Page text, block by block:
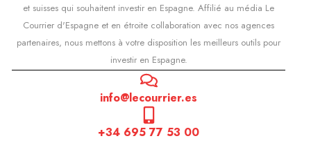
et suisses qui souhaitent investir en Espagne. Affilié au média Le
Courrier d'Espagne et en étroite collaboration avec nos agences
partenaires, nous mettons à votre disposition les meilleurs outils pour
investir en Espagne.
info@lecourrier.es
+34 695 77 53 00